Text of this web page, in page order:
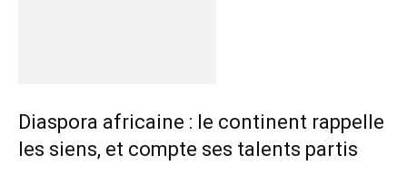
Diaspora africaine : le continent rappelle
les siens, et compte ses talents partis